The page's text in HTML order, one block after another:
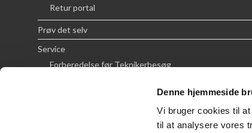
Denne hjemmeside
Vi bruger cookies til
til at analysere vores
Retur portal
Prøv det selv
Service
Forberedelse før Teknikerbesøg